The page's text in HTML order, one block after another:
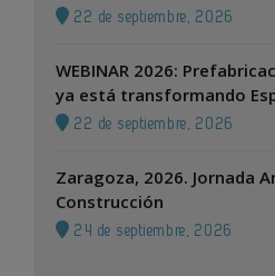
22 de septiembre, 2026
WEBINAR 2026:
ya está transformando
22 de septiembre, 2026
Zaragoza, 2026. Jornada
Construcción
24 de septiembre, 2026